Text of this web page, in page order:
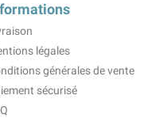
légales
générales de vente
sécurisé